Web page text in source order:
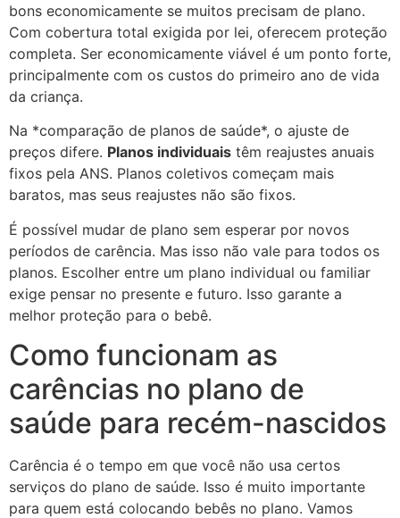
bons economicamente se muitos precisam de plano.
Com cobertura total exigida por lei, oferecem proteção
completa. Ser economicamente viável é um ponto forte,
principalmente com os custos do primeiro ano de vida
da criança.
Na *comparação de planos de saúde*, o ajuste de
preços difere. Planos individuais têm reajustes anuais
fixos pela ANS. Planos coletivos começam mais
baratos, mas seus reajustes não são fixos.
É possível mudar de plano sem esperar por novos
períodos de carência. Mas isso não vale para todos os
planos. Escolher entre um plano individual ou familiar
exige pensar no presente e futuro. Isso garante a
melhor proteção para o bebê.
Como funcionam as
carências no plano de
saúde para recém-nascidos
Carência é o tempo em que você não usa certos
serviços do plano de saúde. Isso é muito importante
para quem está colocando bebês no plano. Vamos